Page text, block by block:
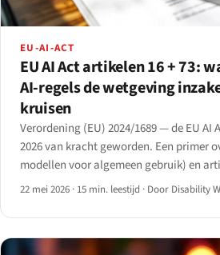
EU-AI-ACT
EU AI Act artikelen 16 + 73:
AI-regels de wetgeving
kruisen
Verordening (EU) 2024/1689 — de EU AI
2026 van kracht geworden. Een primer
modellen voor algemeen gebruik) en
de wetgeving inzake beperking kruisen
22 mei 2026 · 15 min. leestijd · Door Disability